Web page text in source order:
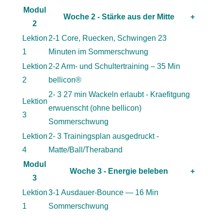
Modul
2
Woche 2 - Stärke aus der Mitte +
Lektion
1
2-1 Core, Ruecken, Schwingen 23
Minuten im Sommerschwung
Lektion
2
2-2 Arm- und Schultertraining – 35 Min
bellicon®
Lektion
3
2- 3 27 min Wackeln erlaubt - Kraefitgung
erwuenscht (ohne bellicon)
Sommerschwung
Lektion
4
2- 3 Trainingsplan ausgedruckt -
Matte/Ball/Theraband
Modul
3
Woche 3 - Energie beleben +
Lektion
1
3-1 Ausdauer-Bounce — 16 Min
Sommerschwung